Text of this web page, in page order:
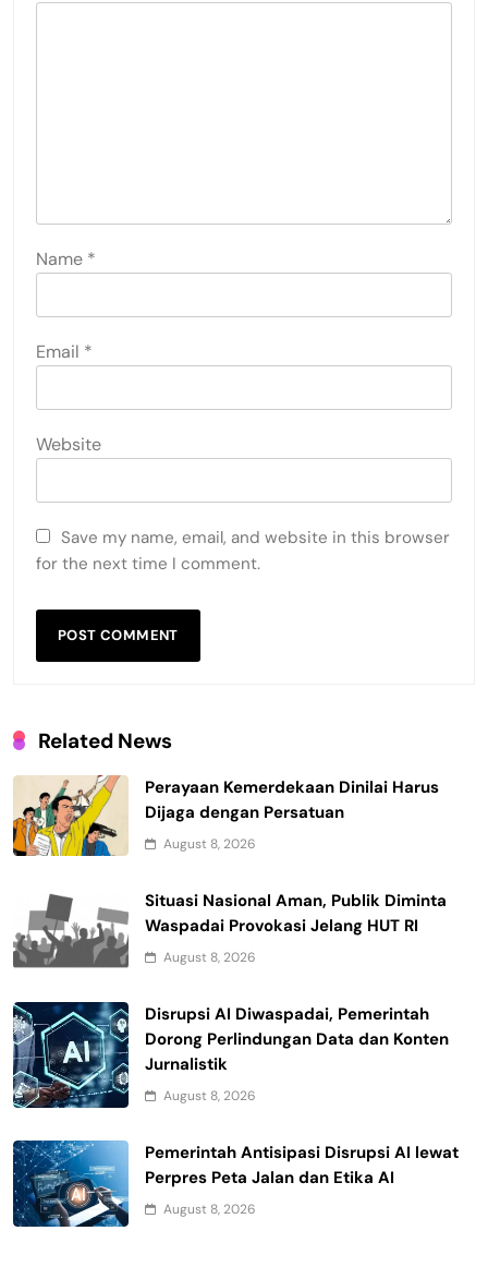
Name *
Email *
Website
Save my name, email, and website in this browser
for the next time I comment.
Related News
Perayaan Kemerdekaan Dinilai Harus
Dijaga dengan Persatuan
August 8, 2026
Situasi Nasional Aman, Publik Diminta
Waspadai Provokasi Jelang HUT RI
August 8, 2026
Disrupsi AI Diwaspadai, Pemerintah
Dorong Perlindungan Data dan Konten
Jurnalistik
August 8, 2026
Pemerintah Antisipasi Disrupsi AI lewat
Perpres Peta Jalan dan Etika AI
August 8, 2026